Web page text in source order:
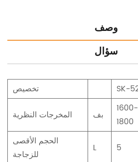
وصف
سؤال
تخصيص
المخرجات النظرية بف
1600-
1800
الحجم الأقصى
للزجاجة
L 5